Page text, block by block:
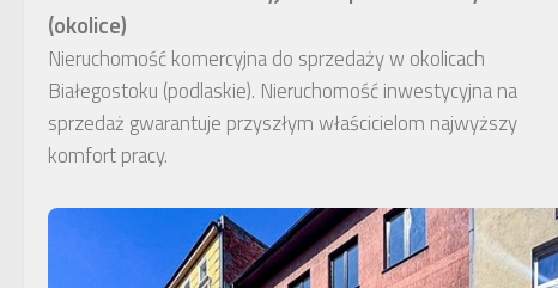
(okolice)
Nieruchomość komercyjna do sprzedaży w okolicach
Białegostoku (podlaskie). Nieruchomość inwestycyjna na
sprzedaż gwarantuje przyszłym właścicielom najwyższy
komfort pracy.